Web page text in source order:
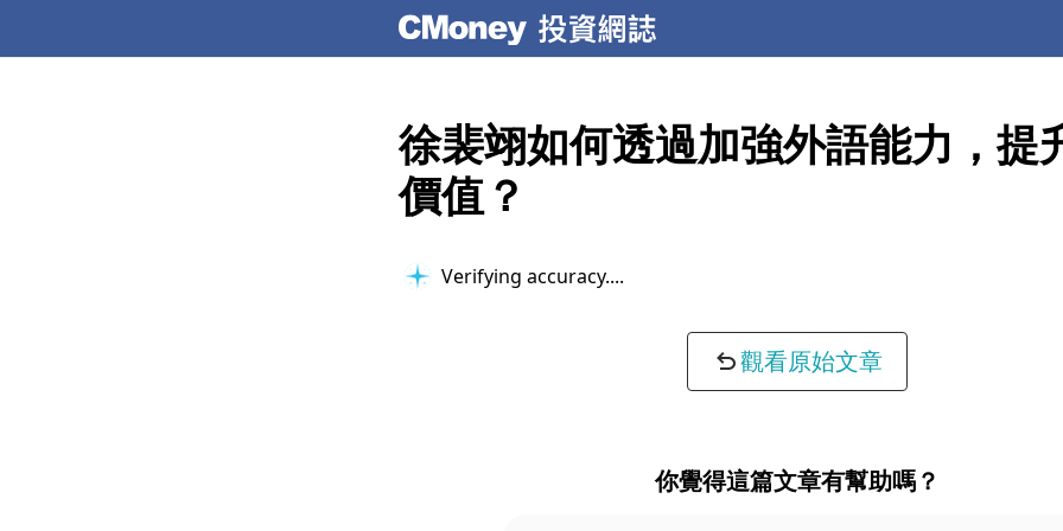
徐裴翊如何透過加強外語能力，提
價值？
Checking completeness...
觀看原始文章
你覺得這篇文章有幫助嗎？